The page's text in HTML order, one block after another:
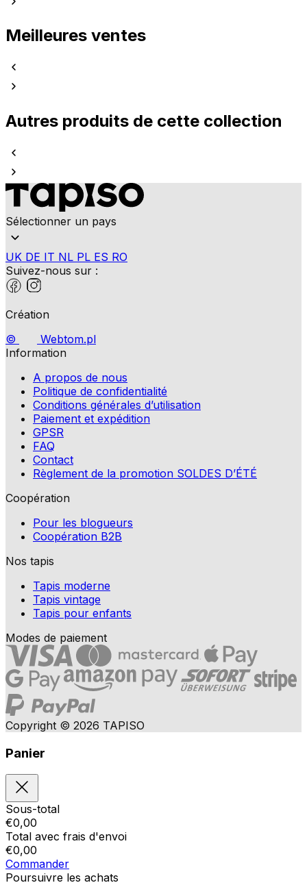
Meilleures ventes
Autres produits de cette collection
Sélectionner un pays
UK DE IT NL PL ES RO
Suivez-nous sur :
Création
©
Webtom.pl
Information
A propos de nous
Politique de confidentialité
Conditions générales d’utilisation
Paiement et expédition
GPSR
FAQ
Contact
Règlement de la promotion SOLDES D’ÉTÉ
Coopération
Pour les blogueurs
Coopération B2B
Nos tapis
Tapis moderne
Tapis vintage
Tapis pour enfants
Modes de paiement
Copyright © 2026 TAPISO
Panier
Sous-total
€0,00
Total avec frais d'envoi
€0,00
Commander
Poursuivre les achats